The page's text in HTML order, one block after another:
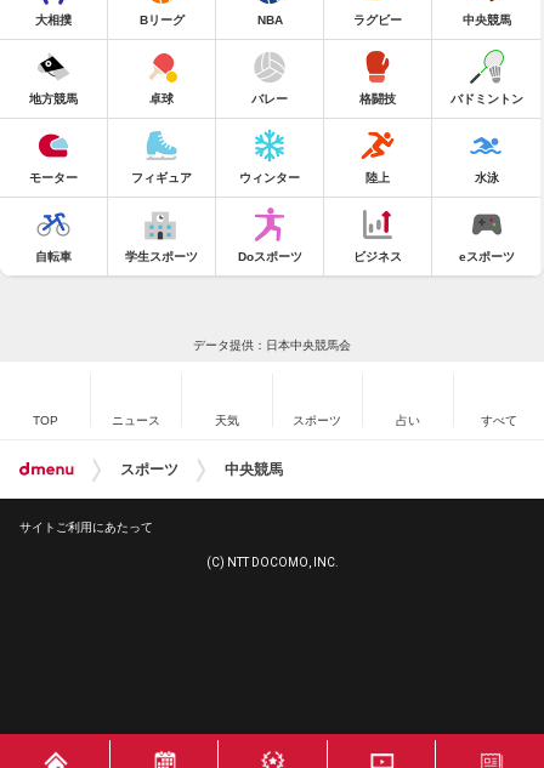
大相撲 Bリーグ NBA ラグビー 中央競馬
地方競馬 卓球 バレー 格闘技 バドミントン
モーター フィギュア ウィンター 陸上 水泳
自転車 学生スポーツ Doスポーツ ビジネス eスポーツ
データ提供：日本中央競馬会
TOP ニュース 天気 スポーツ 占い すべて
スポーツ 中央競馬
サイトご利用にあたって
(C) NTT DOCOMO, INC.